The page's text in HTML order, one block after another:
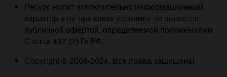
Ресурс носит исключительно информационный
характер и ни при каких условиях не является
публичной офертой, определяемой положениями
Статьи 437 (2) Гк РФ.
Copyright © 2008-2024. Все права защищены.